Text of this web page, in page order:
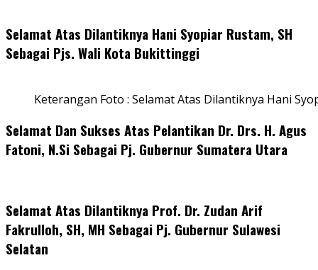
Selamat Atas Dilantiknya Hani Syopiar Rustam, SH
Sebagai Pjs. Wali Kota Bukittinggi
Keterangan Foto : Selamat Atas Dilantiknya Hani
Selamat Dan Sukses Atas Pelantikan Dr. Drs. H. Agus
Fatoni, N.Si Sebagai Pj. Gubernur Sumatera Utara
Selamat Atas Dilantiknya Prof. Dr. Zudan Arif
Fakrulloh, SH, MH Sebagai Pj. Gubernur Sulawesi
Selatan